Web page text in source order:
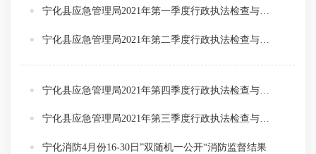
宁化县应急管理局2021年第一季度行政执法检查与整改指令
宁化县应急管理局2021年第三季度行政执法检查与整改指令公示
宁化消防4月份16-30日”双随机一公开“消防监督结果